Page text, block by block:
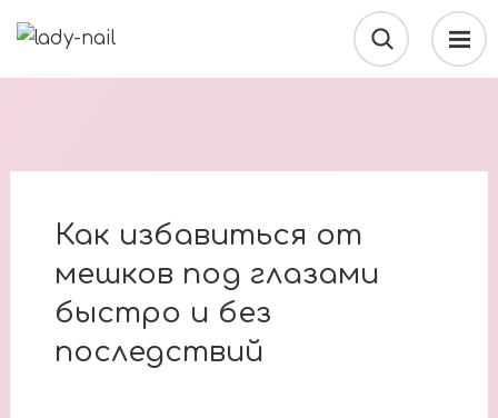
Как избавиться от
мешков под глазами
быстро и без
последствий